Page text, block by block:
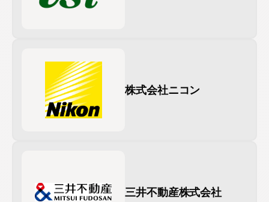
株式会社ニコン
三井不動産株式会社